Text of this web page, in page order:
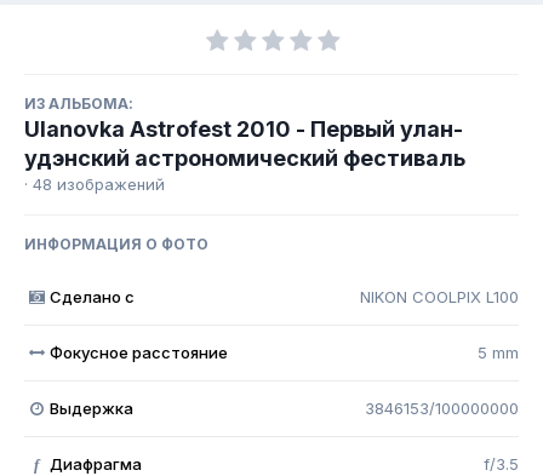
ИЗ АЛЬБОМА:
Ulanovka Astrofest 2010 - Первый улан-
удэнский астрономический фестиваль
· 48 изображений
ИНФОРМАЦИЯ О ФОТО
Сделано с NIKON COOLPIX L100
Фокусное расстояние 5 mm
Выдержка 3846153/100000000
f Диафрагма f/3.5